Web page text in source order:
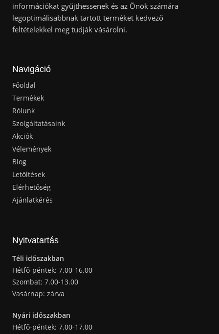
információkat gyűjthessenek és az Önök számára
legoptimálisabbnak tartott terméket kedvező
feltételekkel meg tudják vásárolni.
Navigáció
Főoldal
Termékek
Rólunk
Szolgáltatásaink
Akciók
Vélemények
Blog
Letöltések
Elérhetőség
Ajánlatkérés
Nyitvatartás
Téli időszakban
Hétfő-péntek: 7.00-16.00
Szombat: 7.00-13.00
Vasárnap: zárva
Nyári időszakban
Hétfő-péntek: 7.00-17.00